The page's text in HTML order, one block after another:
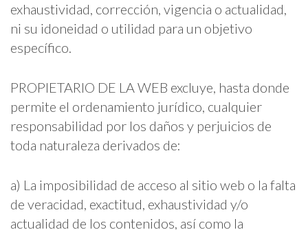
exhaustividad, corrección, vigencia o actualidad,
ni su idoneidad o utilidad para un objetivo
específico.
PROPIETARIO DE LA WEB excluye, hasta donde
permite el ordenamiento jurídico, cualquier
responsabilidad por los daños y perjuicios de
toda naturaleza derivados de:
a) La imposibilidad de acceso al sitio web o la falta
de veracidad, exactitud, exhaustividad y/o
actualidad de los contenidos, así como la